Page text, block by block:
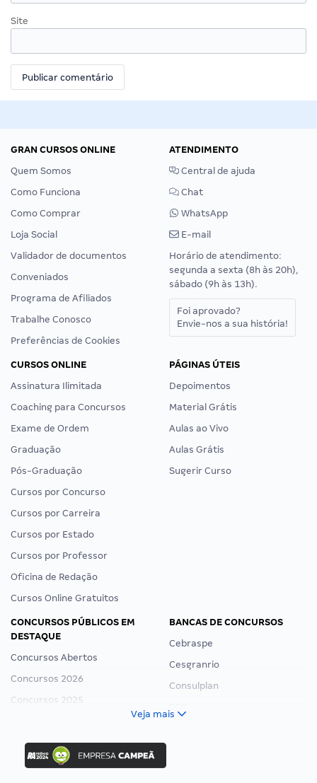
Site
GRAN CURSOS ONLINE
Quem Somos
Como Funciona
Como Comprar
Loja Social
Validador de documentos
Conveniados
Programa de Afiliados
Trabalhe Conosco
Preferências de Cookies
ATENDIMENTO
Central de ajuda
Chat
WhatsApp
E-mail
Horário de atendimento:
segunda a sexta (8h às 20h),
sábado (9h às 13h).
Foi aprovado?
Envie-nos a sua história!
CURSOS ONLINE
Assinatura Ilimitada
Coaching para Concursos
Exame de Ordem
Graduação
Pós-Graduação
Cursos por Concurso
Cursos por Carreira
Cursos por Estado
Cursos por Professor
Oficina de Redação
Cursos Online Gratuitos
PÁGINAS ÚTEIS
Depoimentos
Material Grátis
Aulas ao Vivo
Aulas Grátis
Sugerir Curso
CONCURSOS PÚBLICOS EM
DESTAQUE
Concursos Abertos
Concursos 2026
Concursos 2025
Concurso Ibama
Concurso MPU
BANCAS DE CONCURSOS
Cebraspe
Cesgranrio
Consulplan
Veja mais